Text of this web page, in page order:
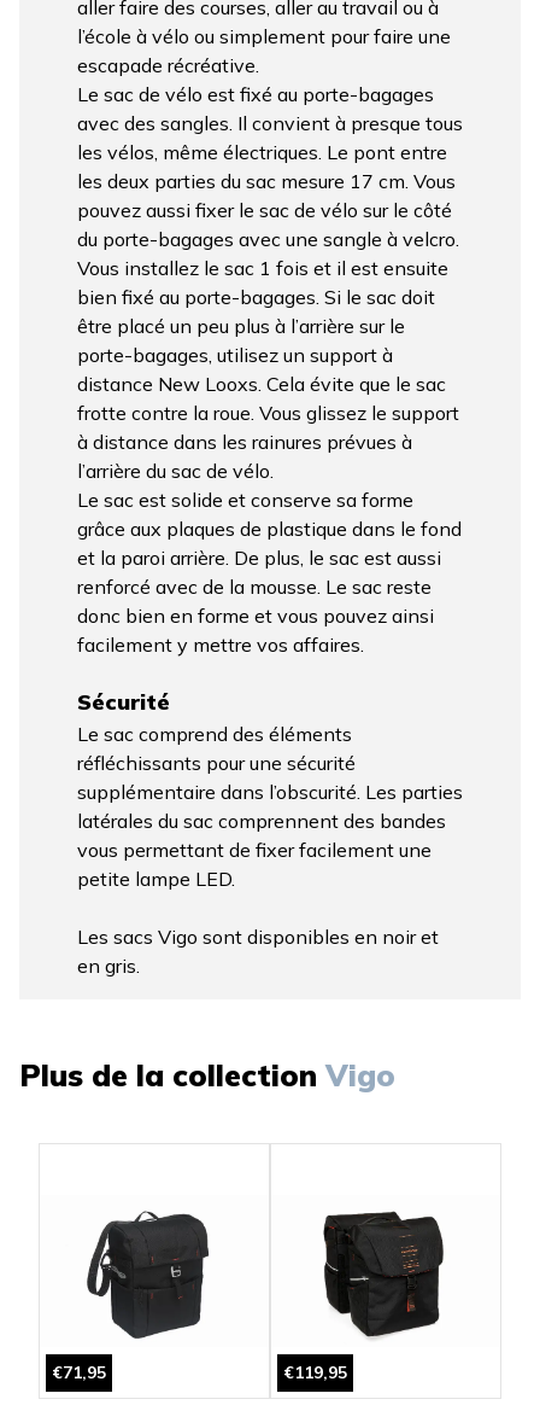
aller faire des courses, aller au travail ou à
l’école à vélo ou simplement pour faire une
escapade récréative.
Le sac de vélo est fixé au porte-bagages
avec des sangles. Il convient à presque tous
les vélos, même électriques. Le pont entre
les deux parties du sac mesure 17 cm. Vous
pouvez aussi fixer le sac de vélo sur le côté
du porte-bagages avec une sangle à velcro.
Vous installez le sac 1 fois et il est ensuite
bien fixé au porte-bagages. Si le sac doit
être placé un peu plus à l’arrière sur le
porte-bagages, utilisez un support à
distance New Looxs. Cela évite que le sac
frotte contre la roue. Vous glissez le support
à distance dans les rainures prévues à
l’arrière du sac de vélo.
Le sac est solide et conserve sa forme
grâce aux plaques de plastique dans le fond
et la paroi arrière. De plus, le sac est aussi
renforcé avec de la mousse. Le sac reste
donc bien en forme et vous pouvez ainsi
facilement y mettre vos affaires.
Sécurité
Le sac comprend des éléments
réfléchissants pour une sécurité
supplémentaire dans l’obscurité. Les parties
latérales du sac comprennent des bandes
vous permettant de fixer facilement une
petite lampe LED.
Les sacs Vigo sont disponibles en noir et
en gris.
Plus de la collection Vigo
€71,95 €119,95